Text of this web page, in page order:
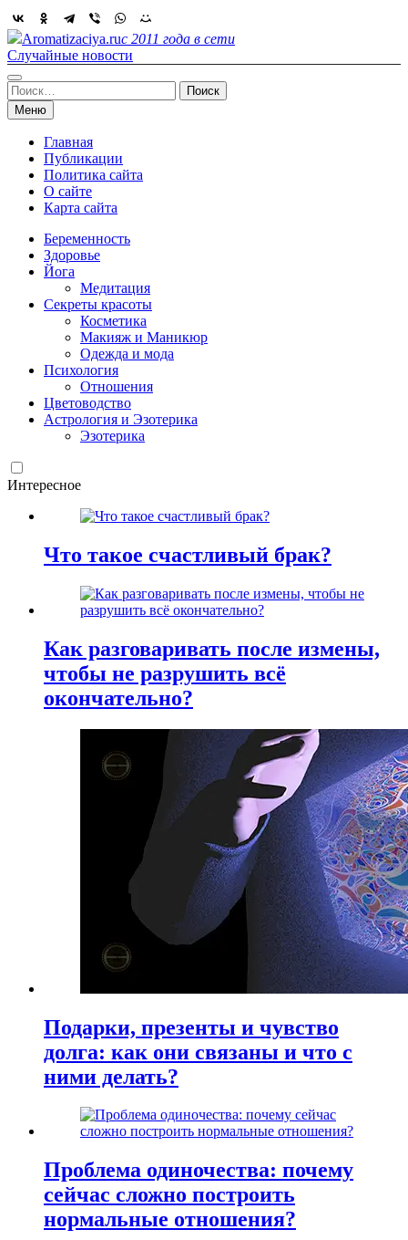
Skip
to
content
Aromatizaciya.ruс 2011 года в сети
Случайные новости
Найти:
Меню
Главная
Публикации
Политика сайта
О сайте
Карта сайта
Беременность
Здоровье
Йога
Медитация
Секреты красоты
Косметика
Макияж и Маникюр
Одежда и мода
Психология
Отношения
Цветоводство
Астрология и Эзотерика
Эзотерика
Интересное
Что такое счастливый брак?
Как разговаривать после измены,
чтобы не разрушить всё
окончательно?
Подарки, презенты и чувство
долга: как они связаны и что с
ними делать?
Проблема одиночества: почему
сейчас сложно построить
нормальные отношения?